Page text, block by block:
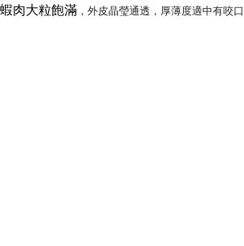
蝦肉大粒飽滿 ，外皮晶瑩通透，厚薄度適中有咬口